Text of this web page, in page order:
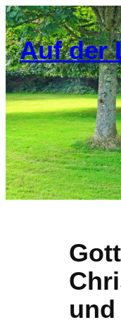
Zum
Inhalt
springen
Auf der